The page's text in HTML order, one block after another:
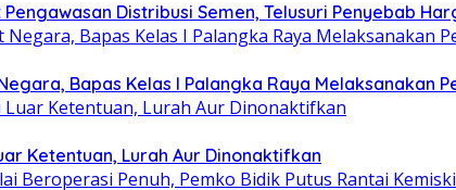
Pengawasan Distribusi Semen, Telusuri Penyebab
Bapas Kelas I Palangka Raya Melaksanakan
Ketentuan, Lurah Aur Dinonaktifkan